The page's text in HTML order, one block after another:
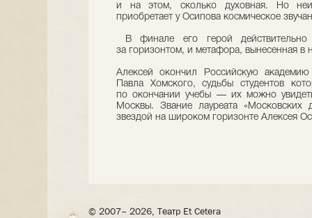
и на этом, сколько духовная. Но
приобретает у Осипова космическое
В финале его герой
за горизонтом, и метафора, вынесенная в
Алексей окончил Российскую академию
Павла Хомского, судьбы студентов
по окончании учебы — их можно
Москвы. Звание лауреата «Московских
звездой на широком горизонте Алексея
© 2007– 2026, Театр Et Cetera